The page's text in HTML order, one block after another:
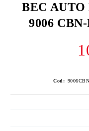
BEC
9006
Cod: